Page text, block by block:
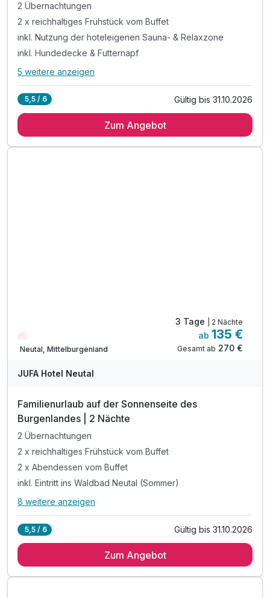
2 Übernachtungen
2 x reichhaltiges Frühstück vom Buffet
inkl. Nutzung der hoteleigenen Sauna- & Relaxzone
inkl. Hundedecke & Futternapf
Alle Inklusivleistungen
2 x reichhaltiges Frühstück vom Buffet
5 weitere anzeigen
5,5 / 6 Gültig bis 31.10.2026
Zum Angebot
Neutal, Mittelburgenland
3 Tage | 2 Nächte
ab 135 €
Gesamt ab 270 €
JUFA Hotel Neutal
Familienurlaub auf der Sonnenseite des
Burgenlandes | 2 Nächte
2 Übernachtungen
2 x reichhaltiges Frühstück vom Buffet
2 x Abendessen vom Buffet
inkl. Eintritt ins Waldbad Neutal (Sommer)
Alle Inklusivleistungen
2 x reichhaltiges Frühstück vom Buffet
8 weitere anzeigen
5,5 / 6 Gültig bis 31.10.2026
Zum Angebot